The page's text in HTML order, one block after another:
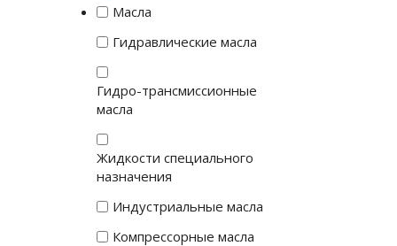
Масла
Гидравлические масла
Гидро-трансмиссионные
масла
Жидкости специального
назначения
Индустриальные масла
Компрессорные масла